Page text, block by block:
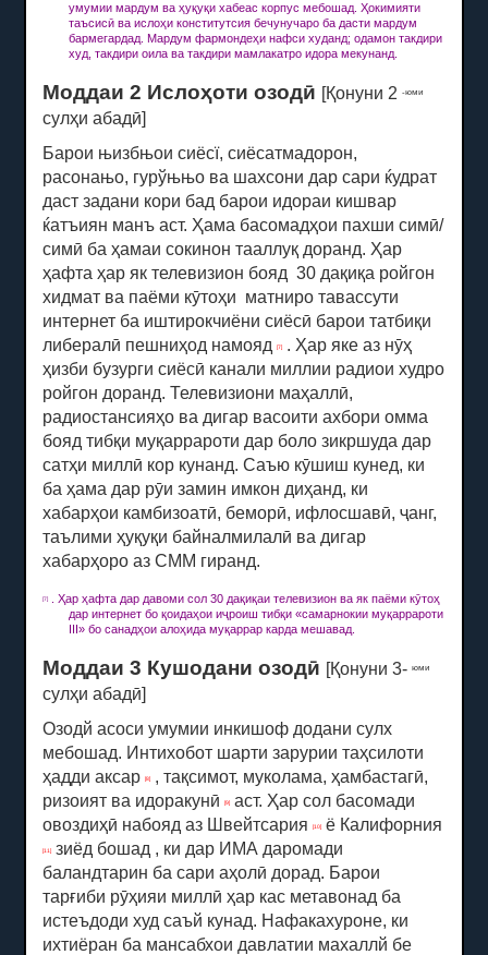
умумии мардум ва ҳуқуқи хабеас корпус мебошад.Ҳокимияти
таъсисӣ ва ислоҳи конститутсия бечунучаро ба дасти мардум
бармегардад.Мардум фармондеҳи нафси худанд;одамон такдири
худ, такдири оила ва такдири мамлакатро идора мекунанд.
Моддаи 2 Ислоҳоти озодӣ [Қонуни 2-юми
сулҳи абадӣ]
Барои њизбњои сиёсї, сиёсатмадорон,
расонањо, гурўњњо ва шахсони дар сари ќудрат
даст задани кори бад барои идораи кишвар
ќатъиян манъ аст. Ҳама басомадҳои пахши симӣ/
симӣ ба ҳамаи сокинон тааллуқ доранд. Ҳар
ҳафта ҳар як телевизион бояд30 дақиқа ройгон
хидмат ва паёми кӯтоҳи матниро тавассути
интернет ба иштирокчиёни сиёсӣ барои татбиқи
либералӣ пешниҳод намояд[7] . Ҳар яке аз нӯҳ
ҳизби бузурги сиёсӣ канали миллии радиои худро
ройгон доранд.Телевизиони маҳаллӣ,
радиостансияҳо ва дигар васоити ахбори омма
бояд тибқи муқаррароти дар боло зикршуда дар
сатҳи миллӣ кор кунанд.Саъю кӯшиш кунед, ки
ба ҳама дар рӯи замин имкон диҳанд, ки
хабарҳои камбизоатӣ, беморӣ, ифлосшавӣ, ҷанг,
таълими ҳуқуқи байналмилалӣ ва дигар
хабарҳоро аз СММ гиранд.
[7] .Ҳар ҳафта дар давоми сол 30 дақиқаи телевизион ва як паёми кӯтоҳ
дар интернет бо қоидаҳои иҷроиш тибқи «самарнокии муқаррароти
III» бо санадҳои алоҳида муқаррар карда мешавад.
Моддаи 3 Кушодани озодӣ [Қонуни 3-юми
сулҳи абадӣ]
Озодй асоси умумии инкишоф додани сулх
мебошад. Интихобот шарти зарурии таҳсилоти
ҳадди аксар[8]
, тақсимот, муколама, ҳамбастагӣ,
ризоият ва идоракунӣ[9] аст. Ҳар сол басомади
овоздиҳӣ набояд аз Швейтсария[10] ё Калифорния
[11]
зиёд бошад , ки дар ИМА даромади
баландтарин ба сари аҳолӣ дорад. Барои
тарғиби рӯҳияи миллӣ ҳар кас метавонад ба
истеъдоди худ саъй кунад. Нафакахуроне, ки
ихтиёран ба мансабхои давлатии махаллй бе